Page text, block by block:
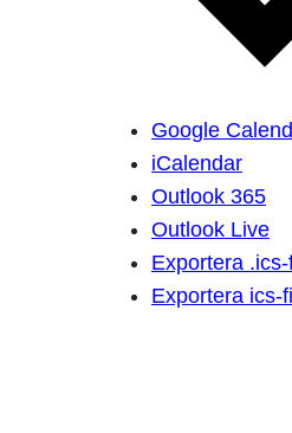
Google
iCalendar
Outlook 365
Outlook Live
Exportera .ics-
Exportera ics-